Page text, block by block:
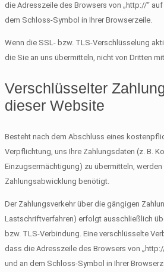
die Adresszeile des Browsers von „http://“
dem Schloss-Symbol in Ihrer Browserzeile.
Wenn die SSL- bzw. TLS-Verschlüsselung
die Sie an uns übermitteln, nicht von Dritten
Verschlüsselter
dieser Website
Besteht nach dem Abschluss eines
Verpflichtung, uns Ihre Zahlungsdaten (z. B.
Einzugsermächtigung) zu übermitteln, werden
Zahlungsabwicklung benötigt.
Der Zahlungsverkehr über die gängigen
Lastschriftverfahren) erfolgt ausschließlich
bzw. TLS-Verbindung. Eine verschlüsselte
dass die Adresszeile des Browsers von
und an dem Schloss-Symbol in Ihrer